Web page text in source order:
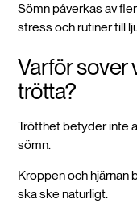
Sömn påverkas av
stress och rutiner till
Varför sover
trötta?
Trötthet betyder inte
sömn.
Kroppen och hjärnan
ska ske naturligt.